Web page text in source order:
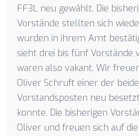
FF3L neu gewählt. Die
Vorstände stellten sich
wurden in ihrem Amt
sieht drei bis fünf Vorstände
waren also vakant. Wir
Oliver Schruft einer der
Vorstandsposten neu
konnte. Die bisherigen
Oliver und freuen sich auf